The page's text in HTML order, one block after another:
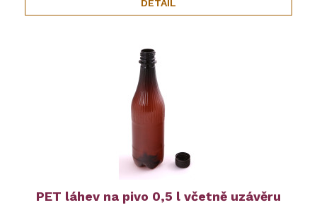
DETAIL
PET láhev na pivo 0,5 l včetně uzávěru